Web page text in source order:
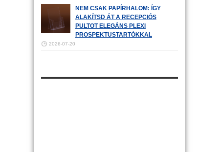
NEM CSAK PAPÍRHALOM: ÍGY
ALAKÍTSD ÁT A RECEPCIÓS
PULTOT ELEGÁNS PLEXI
PROSPEKTUSTARTÓKKAL
2026-07-20